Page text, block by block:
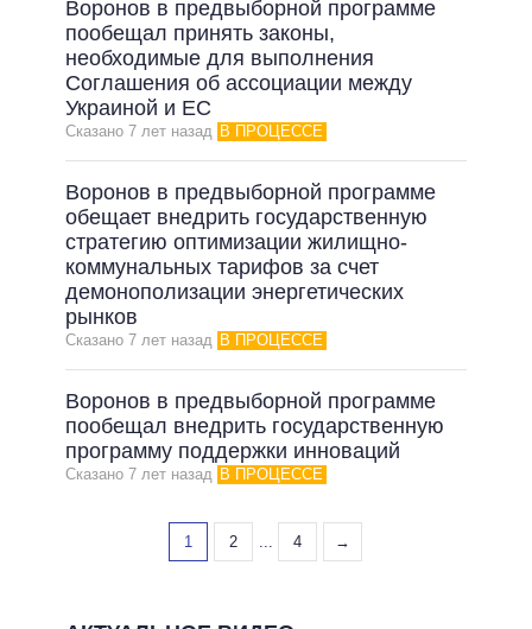
Воронов в предвыборной программе
пообещал принять законы,
необходимые для выполнения
Соглашения об ассоциации между
Украиной и ЕС
Сказано 7 лет назад В ПРОЦЕССЕ
Воронов в предвыборной программе
обещает внедрить государственную
стратегию оптимизации жилищно-
коммунальных тарифов за счет
демонополизации энергетических
рынков
Сказано 7 лет назад В ПРОЦЕССЕ
Воронов в предвыборной программе
пообещал внедрить государственную
программу поддержки инноваций
Сказано 7 лет назад В ПРОЦЕССЕ
1 2 ... 4 →